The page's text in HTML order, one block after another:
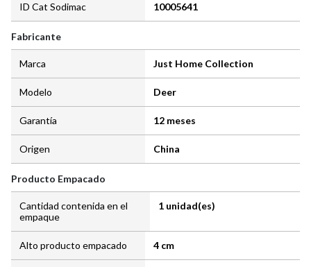
ID Cat Sodimac 10005641
Fabricante
Marca Just Home Collection
Modelo Deer
Garantía 12 meses
Origen China
Producto Empacado
Cantidad contenida en el
empaque
1 unidad(es)
Alto producto empacado 4 cm